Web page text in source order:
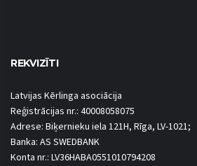
REKVIZĪTI
Latvijas Kērlinga asociācija
Reģistrācijas nr.: 40008058075
Adrese: Biķernieku iela 121H, Rīga, LV-1021;
Banka: AS SWEDBANK
Konta nr.: LV36HABA0551010794208